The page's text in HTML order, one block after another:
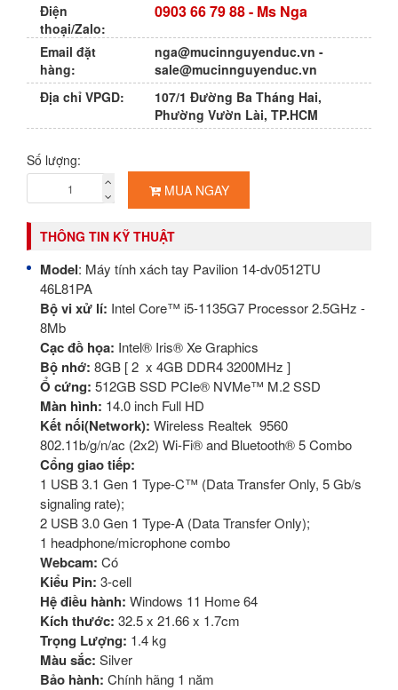
Điện
thoại/Zalo:
0903 66 79 88- Ms Nga
Email đặt
hàng:
nga@mucinnguyenduc.vn -
sale@mucinnguyenduc.vn
Địa chỉ VPGD:
107/1 Đường Ba Tháng Hai,
Phường Vườn Lài, TP.HCM
Số lượng:
MUA NGAY
THÔNG TIN KỸ THUẬT
Model: Máy tính xách tay Pavilion 14-dv0512TU
46L81PA
Bộ vi xử lí: Intel Core™ i5-1135G7 Processor 2.5GHz -
8Mb
Cạc đồ họa: Intel® Iris® Xe Graphics
Bộ nhớ: 8GB [ 2 x 4GB DDR4 3200MHz ]
Ổ cứng: 512GB SSD PCIe® NVMe™ M.2 SSD
Màn hình: 14.0 inch Full HD
Kết nối(Network): Wireless Realtek 9560
802.11b/g/n/ac (2x2) Wi-Fi® and Bluetooth® 5 Combo
Cổng giao tiếp:
1 USB 3.1 Gen 1 Type-C™ (Data Transfer Only, 5 Gb/s
signaling rate);
2 USB 3.0 Gen 1 Type-A (Data Transfer Only);
1 headphone/microphone combo
Webcam: Có
Kiểu Pin: 3-cell
Hệ điều hành: Windows 11 Home 64
Kích thước: 32.5 x 21.66 x 1.7cm
Trọng Lượng: 1.4 kg
Màu sắc: Silver
Bảo hành: Chính hãng 1 năm